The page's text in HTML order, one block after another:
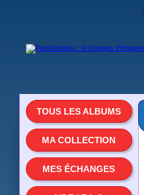
TOUS LES ALBUMS
MA COLLECTION
MES ÉCHANGES